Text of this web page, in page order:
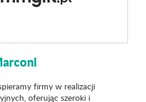
firmy w realizacji
oferując szeroki i